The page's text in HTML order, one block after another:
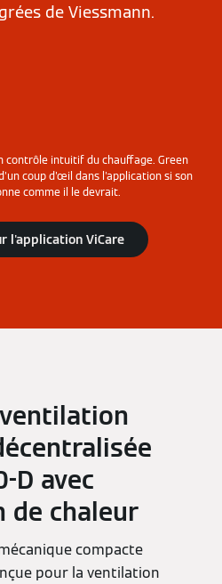
de Viessmann.
contrôle intuitif du chauffage. Green
coup d'œil dans l'application si son
comme il le devrait.
l'application ViCare
D avec
de chaleur
compacte
pour la ventilation